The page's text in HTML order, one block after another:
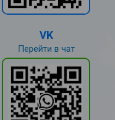
VK
Перейти в чат